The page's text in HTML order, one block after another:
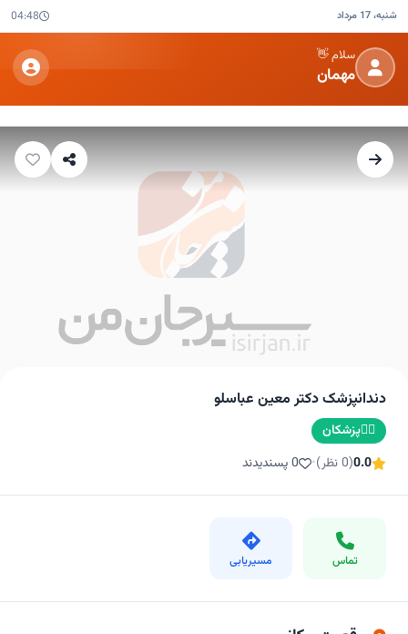
شنبه، 17 مرداد 04:48
سلام 👋
مهمان
دندانپزشک دکتر معین عباسلو
👨‍⚕️پزشکان
0.0(0 نظر) • 0 پسندیدند
تماس مسیریابی